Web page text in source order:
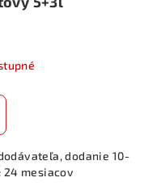
dodanie 10-
24 mesiacov